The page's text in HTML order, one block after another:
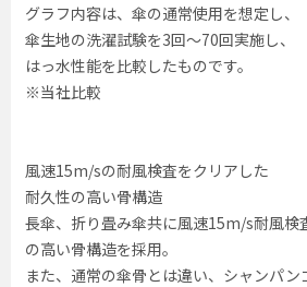
グラフ内容は、傘の通常使用を想定し、
傘生地の洗濯試験を3回～70回実施し、
はっ水性能を比較したものです。
※当社比較
風速15m/sの耐風検査をクリアした
耐久性の高い骨構造
長傘、折り畳み傘共に風速15m/s耐風検
の高い骨構造を採用。
また、通常の傘骨とは違い、シャンパ